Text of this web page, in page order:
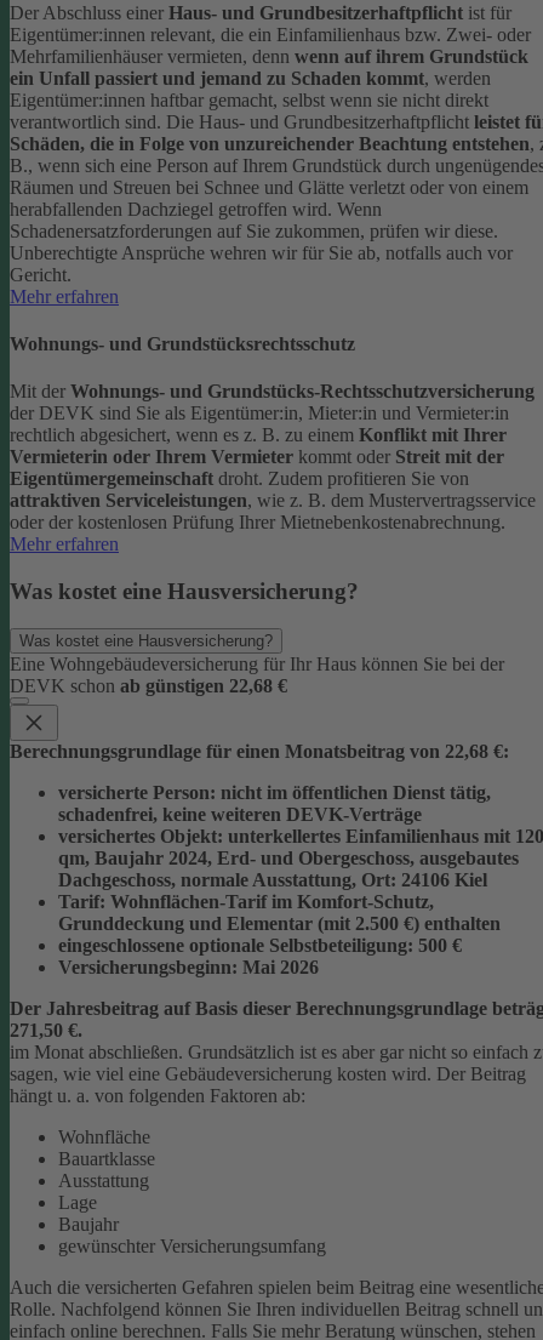
Der Abschluss einer Haus- und Grundbesitzerhaftpflicht ist für
Eigentümer:innen relevant, die ein Einfamilienhaus bzw. Zwei- oder
Mehrfamilienhäuser vermieten, denn wenn auf ihrem Grundstück
ein Unfall passiert und jemand zu Schaden kommt, werden
Eigentümer:innen haftbar gemacht, selbst wenn sie nicht direkt
verantwortlich sind. Die Haus- und Grundbesitzerhaftpflicht leistet
Schäden, die in Folge von unzureichender Beachtung entstehen,
B., wenn sich eine Person auf Ihrem Grundstück durch
Räumen und Streuen bei Schnee und Glätte verletzt oder von einem
herabfallenden Dachziegel getroffen wird. Wenn
Schadenersatzforderungen auf Sie zukommen, prüfen wir diese.
Unberechtigte Ansprüche wehren wir für Sie ab, notfalls auch vor
Gericht.
Mehr erfahren
Wohnungs- und Grundstücksrechtsschutz
Mit der Wohnungs- und Grundstücks-Rechtsschutzversicherung
der DEVK sind Sie als Eigentümer:in, Mieter:in und Vermieter:in
rechtlich abgesichert, wenn es z. B. zu einem Konflikt mit Ihrer
Vermieterin oder Ihrem Vermieter kommt oder Streit mit der
Eigentümergemeinschaft droht. Zudem profitieren Sie von
attraktiven Serviceleistungen, wie z. B. dem Mustervertragsservice
oder der kostenlosen Prüfung Ihrer Mietnebenkostenabrechnung.
Mehr erfahren
Was kostet eine Hausversicherung?
Was kostet eine Hausversicherung?
Eine Wohngebäudeversicherung für Ihr Haus können Sie bei der
DEVK schon ab günstigen 22,68 €
Berechnungsgrundlage für einen Monatsbeitrag von 22,68 €:
versicherte Person: nicht im öffentlichen Dienst tätig,
schadenfrei, keine weiteren DEVK-Verträge
versichertes Objekt: unterkellertes Einfamilienhaus mit 120
qm, Baujahr 2024, Erd- und Obergeschoss, ausgebautes
Dachgeschoss, normale Ausstattung, Ort: 24106 Kiel
Tarif: Wohnflächen-Tarif im Komfort-Schutz,
Grunddeckung und Elementar (mit 2.500 €) enthalten
eingeschlossene optionale Selbstbeteiligung: 500 €
Versicherungsbeginn: Mai 2026
Der Jahresbeitrag auf Basis dieser Berechnungsgrundlage
271,50 €.
im Monat abschließen. Grundsätzlich ist es aber gar nicht so einfach
sagen, wie viel eine Gebäudeversicherung kosten wird. Der Beitrag
hängt u. a. von folgenden Faktoren ab:
Wohnfläche
Bauartklasse
Ausstattung
Lage
Baujahr
gewünschter Versicherungsumfang
Auch die versicherten Gefahren spielen beim Beitrag eine
Rolle. Nachfolgend können Sie Ihren individuellen Beitrag schnell
einfach online berechnen. Falls Sie mehr Beratung wünschen, stehen